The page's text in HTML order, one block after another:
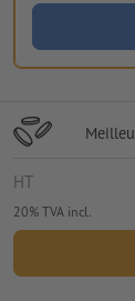
HT
20% TVA incl.